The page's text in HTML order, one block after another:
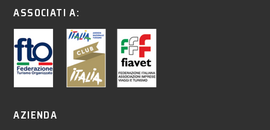
ASSOCIATI A:
AZIENDA